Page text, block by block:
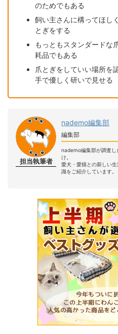
のためでもある
飼い主さんに構ってほし
とぎをする
もっともスタンダードな
耗品でもある
爪とぎをしていい場所を
手で優しく研いで見せる
担当執筆者
nademo編集部
編集部
nademo編集部が調査し
け。
愛犬・愛猫との新しい
識をご紹介しています。